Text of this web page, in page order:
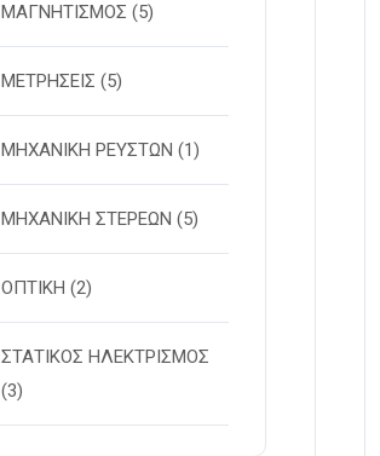
ΜΑΓΝΗΤΙΣΜΟΣ (5)
ΜΕΤΡΗΣΕΙΣ (5)
ΜΗΧΑΝΙΚΗ ΡΕΥΣΤΩΝ (1)
ΜΗΧΑΝΙΚΗ ΣΤΕΡΕΩΝ (5)
ΟΠΤΙΚΗ (2)
ΣΤΑΤΙΚΟΣ ΗΛΕΚΤΡΙΣΜΟΣ
(3)